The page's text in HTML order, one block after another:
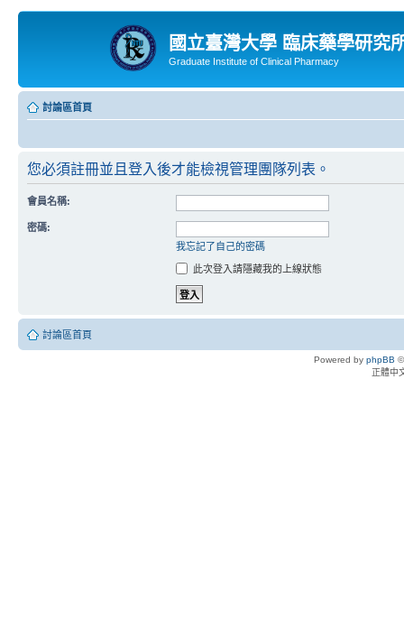
國立臺灣大學 臨床藥學研究
Graduate Institute of Clinical Pharmacy
討論區首頁
您必須註冊並且登入後才能檢視管理團隊列表。
會員名稱:
密碼:
我忘記了自己的密碼
此次登入請隱藏我的上線狀態
討論區首頁
Powered by phpBB
正體中